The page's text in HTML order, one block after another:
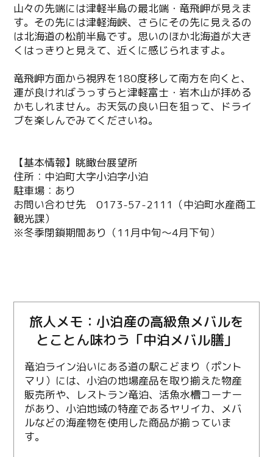
山々の先端には津軽半島の最北端・竜飛岬が見えま
す。その先には津軽海峡、さらにその先に見えるの
は北海道の松前半島です。思いのほか北海道が大き
くはっきりと見えて、近くに感じられますよ。
竜飛岬方面から視界を180度移して南方を向くと、
運が良ければうっすらと津軽富士・岩木山が拝める
かもしれません。お天気の良い日を狙って、ドライ
ブを楽しんでみてくださいね。
【基本情報】眺瞰台展望所
住所：中泊町大字小泊字小泊
駐車場：あり
お問い合わせ先 0173-57-2111（中泊町水産商工
観光課）
※冬季閉鎖期間あり（11月中旬～4月下旬）
旅人メモ：小泊産の高級魚メバルを
とことん味わう「中泊メバル膳」
竜泊ライン沿いにある道の駅こどまり（ポント
マリ）には、小泊の地場産品を取り揃えた物産
販売所や、レストラン竜泊、活魚水槽コーナー
があり、小泊地域の特産であるヤリイカ、メバ
ルなどの海産物を使用した商品が揃っていま
す。